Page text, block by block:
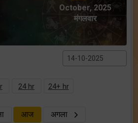
October, 2025
मंगलवार
24 hr 24+ hr
आज अगला